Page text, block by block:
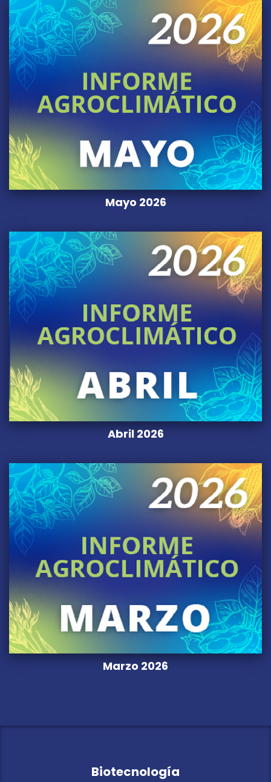
Mayo 2026
Abril 2026
Marzo 2026
Biotecnología